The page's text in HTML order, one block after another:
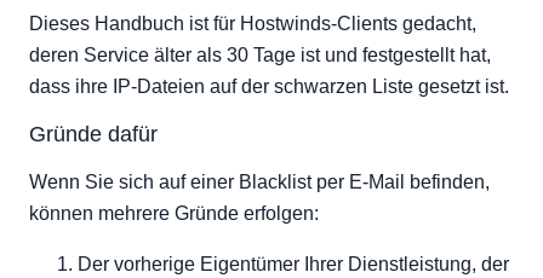
Dieses Handbuch ist für Hostwinds-Clients gedacht,
deren Service älter als 30 Tage ist und festgestellt hat,
dass ihre IP-Dateien auf der schwarzen Liste gesetzt ist.
Gründe dafür
Wenn Sie sich auf einer Blacklist per E-Mail befinden,
können mehrere Gründe erfolgen:
Der vorherige Eigentümer Ihrer Dienstleistung, der